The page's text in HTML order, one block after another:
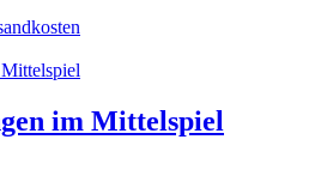
im Mittelspiel